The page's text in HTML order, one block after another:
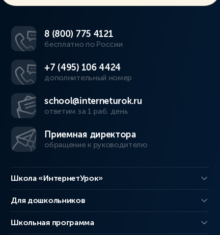
8 (800) 775 4121
бесплатно по России
+7 (495) 106 4424
дополнительный номер
school@interneturok.ru
ответим за 1 раб. день
Приемная директора
обращение к руководителю
Школа «ИнтернетУрок»
Для дошкольников
Школьная программа